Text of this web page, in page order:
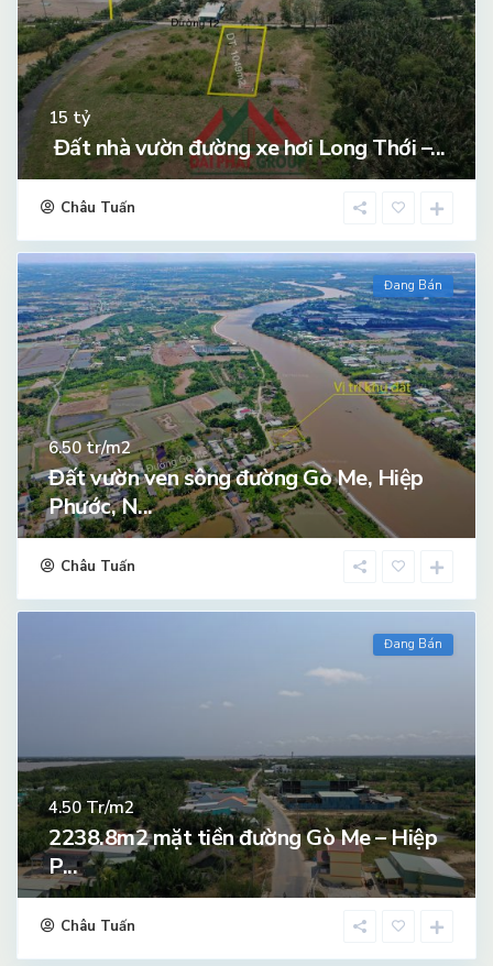
15 tỷ
Đất nhà vườn đường xe hơi Long Thới –...
Châu Tuấn
Đang Bán
6.50tr/m2
Đất vườn ven sông đường Gò Me, Hiệp
Phước, N...
Châu Tuấn
Đang Bán
4.50Tr/m2
2238.8m2 mặt tiền đường Gò Me – Hiệp
P...
Châu Tuấn